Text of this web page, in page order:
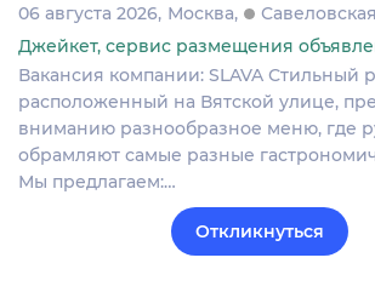
06 августа 2026 Москва
Савеловская
Джейкет, сервис размещения
Вакансия компании: SLAVA Стильный
расположенный на Вятской улице,
вниманию разнообразное меню, где
обрамляют самые разные
Мы предлагаем:…
Откликнуться